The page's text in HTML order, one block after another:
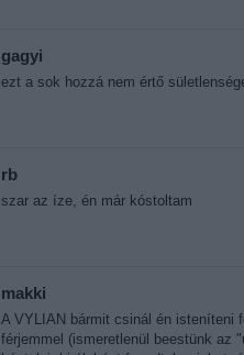
gagyi
ezt a sok hozzá nem értő
rb
szar az íze, én már kóstoltam
makki
A VYLIAN bármit csinál én isteníteni
férjemmel (ismeretlenül beestünk az